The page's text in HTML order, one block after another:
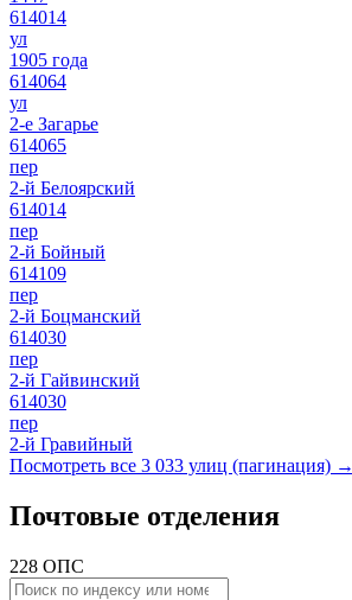
614014
ул
1905 года
614064
ул
2-е Загарье
614065
пер
2-й Белоярский
614014
пер
2-й Бойный
614109
пер
2-й Боцманский
614030
пер
2-й Гайвинский
614030
пер
2-й Гравийный
Посмотреть все 3 033 улиц (пагинация) →
Почтовые отделения
228 ОПС